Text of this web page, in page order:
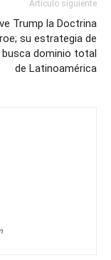
Artículo siguiente
Trump la Doctrina
su estrategia de
busca dominio total
de Latinoamérica